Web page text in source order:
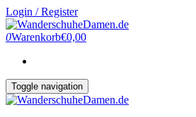
Login / Register
0Warenkorb€0,00
Toggle navigation